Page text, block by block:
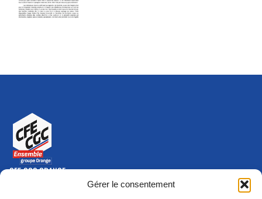
Gérer le consentement
CFE-CGC ORANGE
10-12 rue Saint Amand, 75015 Paris Cedex 15